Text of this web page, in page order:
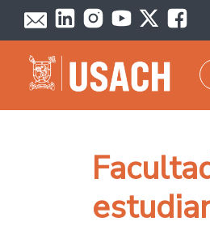
Pasar al contenido principal